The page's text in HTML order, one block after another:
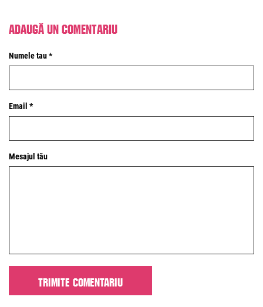
Adaugă un comentariu
Numele tau *
Email *
Mesajul tău